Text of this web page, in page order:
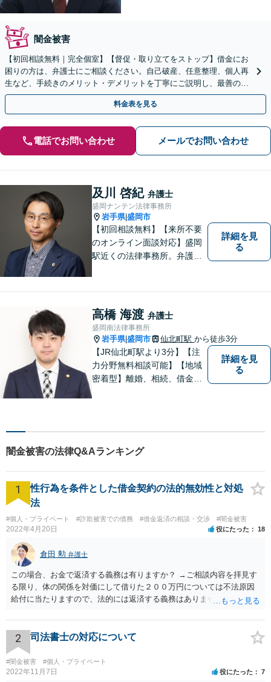
闇金被害
【初回相談無料｜完全個室】【督促・取り立てをストップ】借金にお
困りの方は、弁護士にご相談ください。自己破産、任意整理、個人再
生など、手続きのメリット・デメリットを丁寧にご説明し、最善の解
決策をご提案します。【WEB面談可】
料金表を見る
電話でお問い合わせ メールでお問い合わせ
及川 啓紀 弁護士
盛岡ナンテン法律事務所
岩手県|盛岡市
【初回相談無料】【来所不要
のオンライン面談対応】盛岡
駅近くの法律事務所。弁護士
対応が可能です。可能な限り
専門用語は避け、依頼者様が
理解しやすい対応を心がけて
います。【土日祝・時間外対
応可】
詳細を見
る
高橋 海渡 弁護士
盛岡南法律事務所
岩手県|盛岡市 仙北町駅 から徒歩3分
【JR仙北町駅より3分】【注
力分野無料相談可能】【地域
密着型】離婚、相続、借金、
っています。どんなささいな
ことでも構いません。お気軽
にご相談ください。
詳細を見
る
闇金被害の法律Q&Aランキング
1
性行為を条件とした借金契約の法的無効性と対処
法
#個人・プライベート #詐欺被害での債務 #借金返済の相談・交渉 #闇金被害
2022年4月20日 役にたった 18
倉田 勲 弁護士
この場合、お金で返済する義務は有りますか？ →ご相談内容を拝見す
る限り、体の関係を対価にして借りた２００万円については不法原因
給付に当たりますので、法的には返済する義務はありません。家族に
をお勧めします。
2 司法書士の対応について
#闇金被害 #個人・プライベート
2022年11月7日 役にたった 7